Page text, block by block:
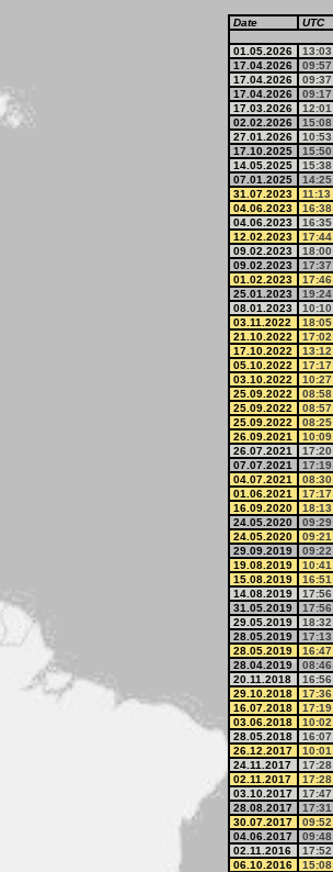
Date UTC
01.05.2026 13:03
17.04.2026
09:57
17.04.2026
09:37
17.04.2026
09:17
17.03.2026
12:01
02.02.2026
15:08
27.01.2026
10:53
17.10.2025
15:50
14.05.2025
15:38
07.01.2025
14:25
31.07.2023
11:13
04.06.2023
16:38
04.06.2023
16:35
12.02.2023
17:44
09.02.2023
18:00
09.02.2023
17:37
01.02.2023
17:46
25.01.2023
19:24
08.01.2023
10:10
03.11.2022
18:05
21.10.2022
17:02
17.10.2022
13:12
05.10.2022
17:17
03.10.2022
10:27
25.09.2022
08:58
25.09.2022
08:57
25.09.2022
08:25
26.09.2021
10:09
26.07.2021
17:20
07.07.2021
17:19
04.07.2021
08:30
01.06.2021
17:17
16.09.2020
18:13
24.05.2020
09:29
24.05.2020
09:21
29.09.2019
09:22
19.08.2019
10:41
15.08.2019
16:51
14.08.2019
17:56
31.05.2019
17:56
29.05.2019
18:32
28.05.2019
17:13
28.05.2019
16:47
28.04.2019
08:46
20.11.2018
16:56
29.10.2018
17:36
16.07.2018
17:19
03.06.2018
10:02
28.05.2018
16:07
26.12.2017
10:01
24.11.2017
17:28
02.11.2017
17:28
03.10.2017
17:47
28.08.2017
17:31
30.07.2017
09:52
04.06.2017
09:48
02.11.2016
17:52
06.10.2016
15:08